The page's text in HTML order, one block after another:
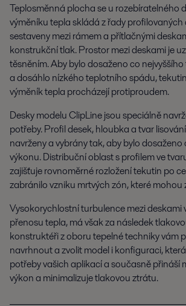
Teplosměnná plocha se u rozebíratelného
výměníku tepla skládá z řady profilovaných
sestaveny mezi rámem a přítlačnými
konstrukční tlak. Prostor mezi deskami je
těsněním. Aby bylo dosaženo co
a dosáhlo nízkého teplotního spádu,
výměník tepla procházejí protiproudem.
Desky modelu ClipLine jsou speciálně
potřeby. Profil desek, hloubka a tvar
navrženy a vybrány tak, aby bylo
výkonu. Distribuční oblast s profilem ve
zajišťuje rovnoměrné rozložení tekutin po
zabránilo vzniku mrtvých zón, které
Vysokorychlostní turbulence mezi deskami
přenosu tepla, má však za následek
konstruktéři z oboru tepelné techniky vám
navrhnout a zvolit model i konfiguraci,
potřeby vašich aplikací a současně přináší
výkon a minimalizuje tlakovou ztrátu.